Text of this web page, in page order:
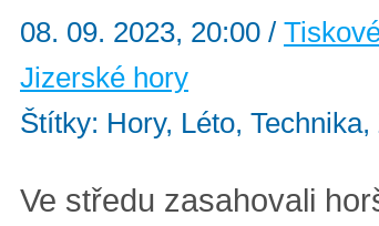
08. 09. 2023, 20:00 /
Jizerské hory
Štítky: Hory, Léto, Technika,
Ve středu zasahovali